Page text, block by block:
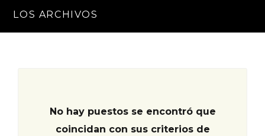
LOS ARCHIVOS
No hay puestos se encontró que
coincidan con sus criterios de